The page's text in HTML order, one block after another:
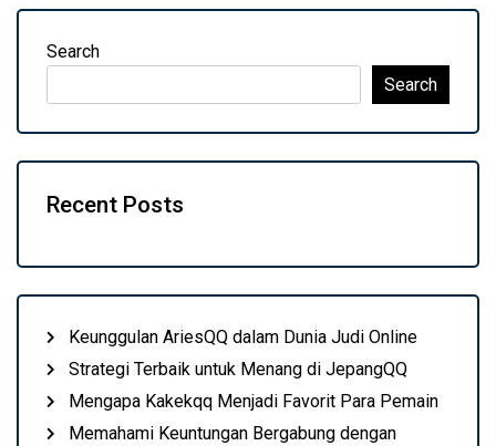
Search
Search
Recent Posts
Keunggulan AriesQQ dalam Dunia Judi Online
Strategi Terbaik untuk Menang di JepangQQ
Mengapa Kakekqq Menjadi Favorit Para Pemain
Memahami Keuntungan Bergabung dengan